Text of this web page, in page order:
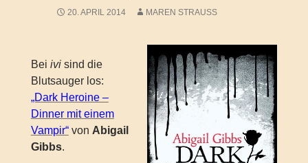
20. APRIL 2014 MAREN STRAUSS
Bei ivisind die
Blutsauger los:
„Dark Heroine –
Dinner mit einem
Vampir“von Abigail
Gibbs.